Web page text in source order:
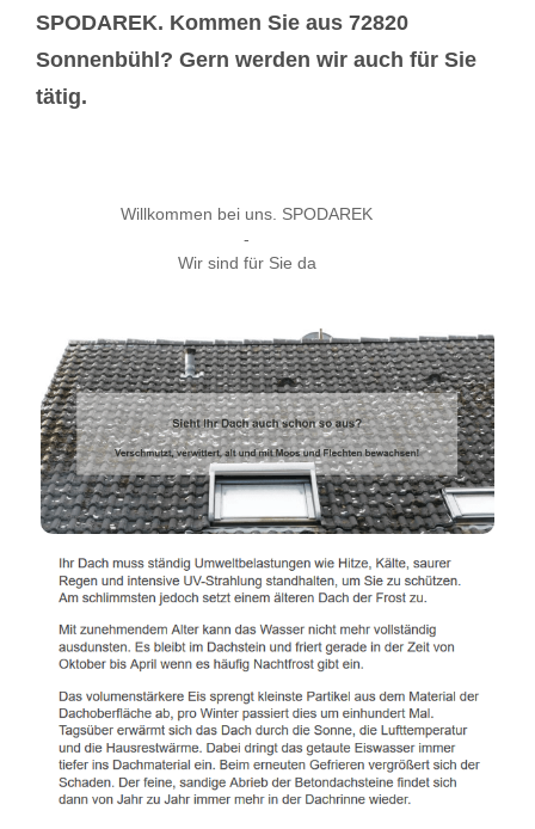
SPODAREK. Kommen Sie aus 72820
Sonnenbühl? Gern werden wir auch für Sie
tätig.
Willkommen bei uns. SPODAREK
-
Wir sind für Sie da